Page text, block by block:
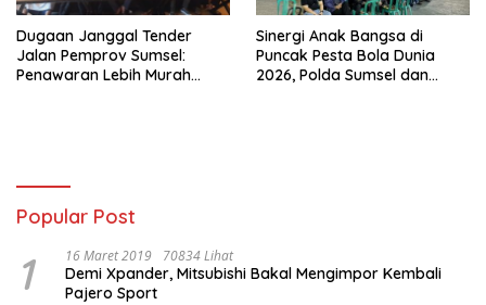
Dugaan Janggal Tender
Jalan Pemprov Sumsel:
Penawaran Lebih Murah
Sinergi Anak Bangsa di
Puncak Pesta Bola Dunia
2026, Polda Sumsel dan
Popular Post
1 16 Maret 2019 70834 Lihat
Demi Xpander, Mitsubishi Bakal Mengimpor Kembali
Pajero Sport